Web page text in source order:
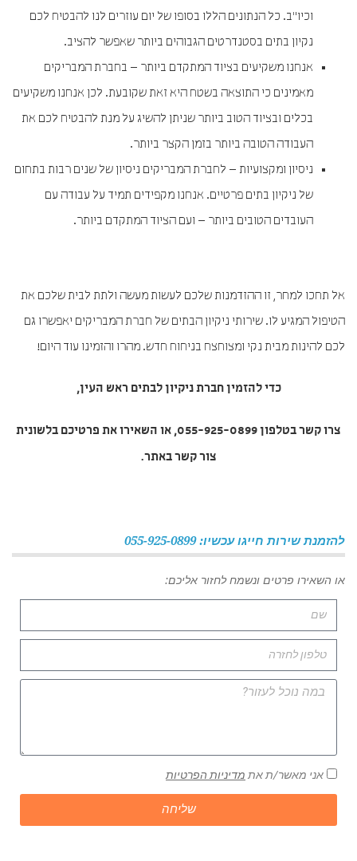
וכיו"ב. כל הנתונים הללו בסופו של יום עוזרים לנו להבטיח לכם
נקיון בתים בסטנדרטים הגבוהים ביותר שאפשר להציב.
אנחנו משקיעים בציוד המתקדם ביותר – בחברת המבריקים
מאמינים כי התוצאה בשטח היא זאת שקובעת. לכן אנחנו משקיעים
בכלים ובציוד הטוב ביותר שניתן להשיג על מנת להבטיח לכם את
העבודה הטובה ביותר בזמן הקצר ביותר.
ניסיון ומקצועיות – לחברת המבריקים ניסיון של שנים רבות בתחום
של ניקיון בתים פרטיים. אנחנו מקפידים תמיד על עבודה עם
העובדים הטובים ביותר – ועם הציוד המתקדם ביותר.
אל תחכו למחר, זו ההזדמנות שלכם לעשות מעשה ולתת לבית שלכם את
הטיפול המגיע לו. שירותי ניקיון הבתים של חברת המבריקים יאפשרו גם
לכם להינות מבית נקי ומצוחצח בניחוח חדש. מהרו והזמינו עוד היום!
כדי להזמיןחברת ניקיון לבתים ראש העין,
צרו קשר בטלפון 055-925-0899, או השאירו את פרטיכם בלשונית
צור קשר באתר.
להזמנת שירות חייגו עכשיו: 055-925-0899
או השאירו פרטים ונשמח לחזור אליכם:
אני מאשר/ת את מדיניות הפרטיות
שליחה